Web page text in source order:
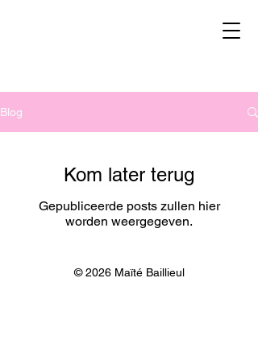
Blog
Kom later terug
Gepubliceerde posts zullen hier
worden weergegeven.
© 2026 Maïté Baillieul